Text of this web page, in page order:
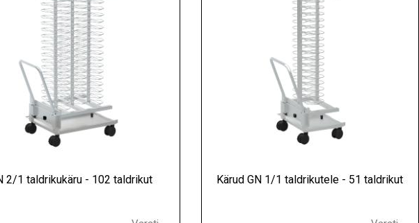
2/1 taldrikukäru - 102 taldrikut Kärud GN 1/1 taldrikutele - 51 taldrikut